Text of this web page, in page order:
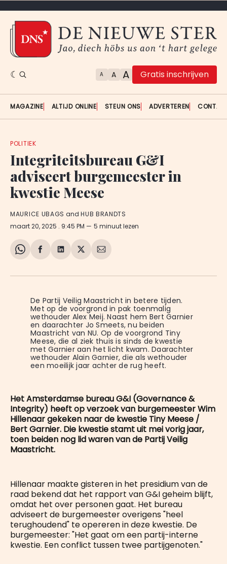
A A A Gratis inschrijven
MAGAZINE ALTIJD ONLINE STEUN ONS ADVERTEREN
POLITIEK
Integriteitsbureau G&I
adviseert burgemeester in
kwestie Meese
MAURICE UBAGS andHUB BRANDTS
maart 20, 2025 . 9:45 PM 5 minuut lezen
Share
WhatsApp
Delen
Facebook
Delen
LinkedIn
Share
X
Deel
E-
De Partij Veilig Maastricht in betere tijden.
Met op de voorgrond in pak toenmalig
wethouder Alex Meij. Naast hem Bert Garnier
en daarachter Jo Smeets, nu beiden
Maastricht van NU. Op de voorgrond Tiny
Meese, die al ziek thuis is sinds de kwestie
met Garnier aan het licht kwam. Daarachter
wethouder Alain Garnier, die als wethouder
een moeilijk jaar achter de rug heeft.
Het Amsterdamse bureau G&I (Governance &
Integrity) heeft op verzoek van burgemeester Wim
Hillenaar gekeken naar de kwestie Tiny Meese /
Bert Garnier. Die kwestie stamt uit mei vorig jaar,
toen beiden nog lid waren van de Partij Veilig
Maastricht.
Hillenaar maakte gisteren in het presidium van de
raad bekend dat het rapport van G&I geheim blijft,
omdat het over personen gaat. Het bureau
adviseert de burgemeester overigens "heel
terughoudend" te opereren in deze kwestie. De
burgemeester: "Het gaat om een partij-interne
kwestie. Een conflict tussen twee partijgenoten."